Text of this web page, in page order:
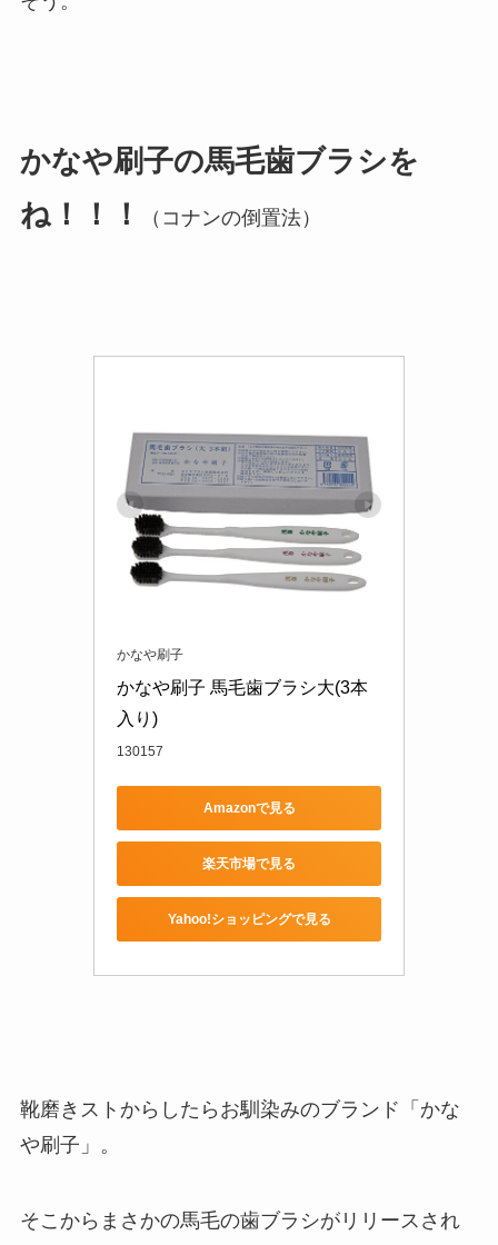
かなや刷子の馬毛歯ブラシを
ね！！！
（コナンの倒置法）
かなや刷子
かなや刷子 馬毛歯ブラシ大(3本
入り)
130157
Amazonで見る
楽天市場で見る
Yahoo!ショッピングで見る
靴磨きストからしたらお馴染みのブランド「かな
や刷子」。
そこからまさかの馬毛の歯ブラシがリリースされ